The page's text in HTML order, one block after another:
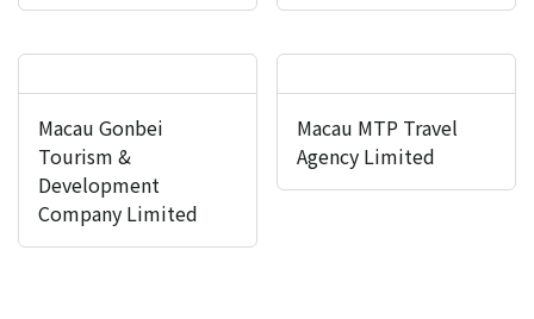
Macau Gonbei
Tourism &
Development
Company Limited
Macau MTP Travel
Agency Limited